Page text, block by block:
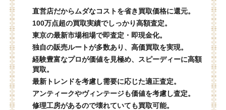
直営店だからムダなコストを省き買取価格に還元。
100万点超の買取実績でしっかり高額査定。
東京の最新市場相場で即査定・即現金化。
独自の販売ルートが多数あり、高価買取を実現。
経験豊富なプロが価値を見極め、スピーディーに高額
買取。
最新トレンドを考慮し需要に応じた適正査定。
アンティークやヴィンテージも価値を考慮し査定。
修理工房があるので壊れていても買取可能。